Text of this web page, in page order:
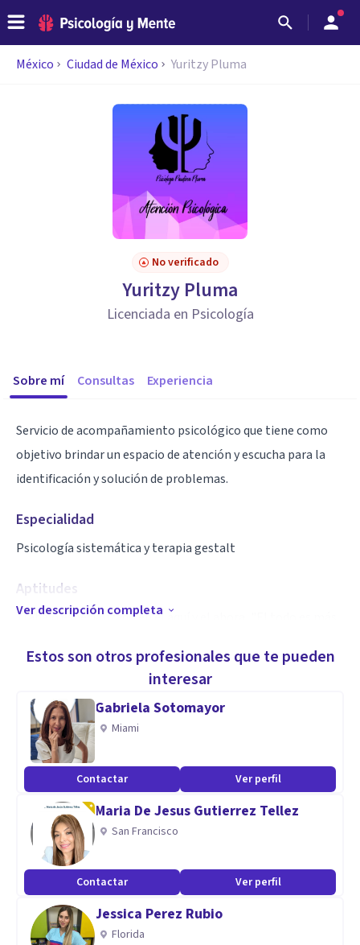
México Ciudad de México Yuritzy Pluma
No verificado
Yuritzy Pluma
Licenciada en Psicología
Sobre mí Consultas Experiencia
Servicio de acompañamiento psicológico que tiene como
objetivo brindar un espacio de atención y escucha para la
identificación y solución de problemas.
Especialidad
Psicología sistemática y terapia gestalt
Aptitudes
Trabajo especializado en el aquí y el ahora, "El todo es más
significado al interior de un contexto específico; nada existe
por sí solo, aislado, lo que importa eres tu y tu realidad
Ver descripción completa
Estos son otros profesionales que te pueden
interesar
Gabriela Sotomayor
Miami
Contactar Ver perfil
Maria De Jesus Gutierrez Tellez
San Francisco
Contactar Ver perfil
Jessica Perez Rubio
Florida